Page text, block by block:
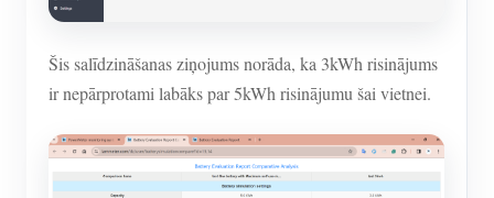
Šis salīdzināšanas ziņojums norāda, ka 3kWh risinājums
ir nepārprotami labāks par 5kWh risinājumu šai vietnei.